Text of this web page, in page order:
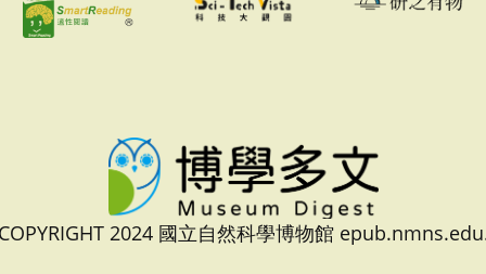
2024 國立自然科學博物館